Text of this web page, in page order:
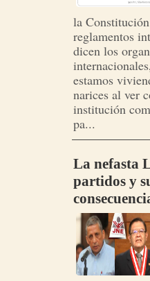
la
reglamentos
dicen los
estamos
narices al ver
institución
pa...
La nefasta
partidos y